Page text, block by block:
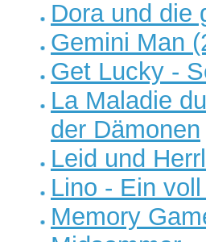
Dora und die
Gemini Man
Get Lucky -
La Maladie
der Dämonen
Leid und
Lino - Ein
Memory